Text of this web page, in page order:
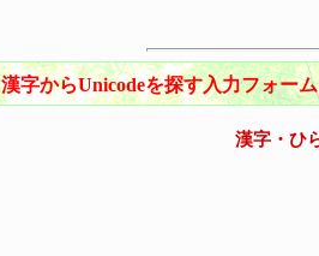
漢字からUnicodeを探す入力フォーム
漢字・ひ